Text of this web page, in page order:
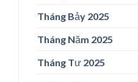
Tháng Bảy 2025
Tháng Năm 2025
Tháng Tư 2025